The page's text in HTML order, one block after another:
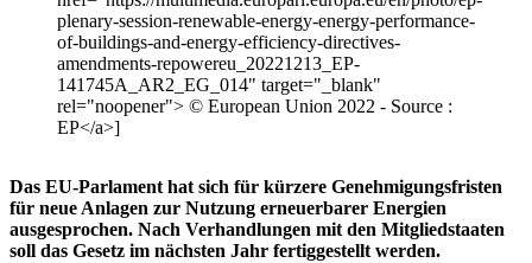
plenary-session-renewable-energy-energy-performance-
of-buildings-and-energy-efficiency-directives-
amendments-repowereu_20221213_EP-
141745A_AR2_EG_014" target="_blank"
rel="noopener"> © European Union 2022 - Source :
EP</a>]
Das EU-Parlament hat sich für kürzere Genehmigungsfristen
für neue Anlagen zur Nutzung erneuerbarer Energien
ausgesprochen. Nach Verhandlungen mit den Mitgliedstaaten
soll das Gesetz im nächsten Jahr fertiggestellt werden.